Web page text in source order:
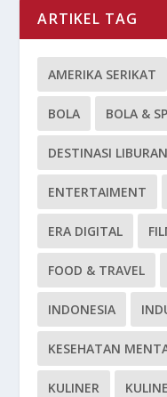
ARTIKEL TAG
AMERIKA SERIKAT
BOLA BOLA &
DESTINASI LIBURAN
ENTERTAIMENT
ERA DIGITAL
FOOD & TRAVEL
INDONESIA
KESEHATAN
KULINER